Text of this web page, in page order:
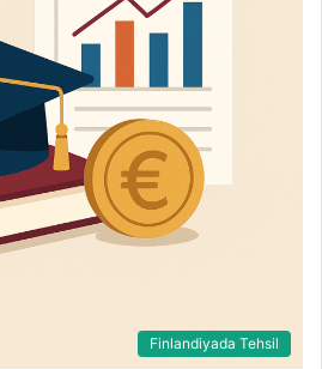
Finlandiyada Tehsil